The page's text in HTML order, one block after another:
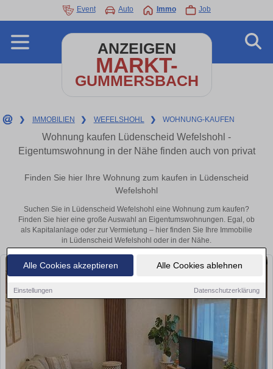
Alle Cookies akzeptieren Alle Cookies ablehnen
Einstellungen Datenschutzerklärung
Event Auto Immo Job
ANZEIGEN
MARKT-
GUMMERSBACH
❯ IMMOBILIEN ❯ WEFELSHOHL ❯ WOHNUNG-KAUFEN
Wohnung kaufen Lüdenscheid Wefelshohl -
Eigentumswohnung in der Nähe finden auch von privat
Finden Sie hier Ihre Wohnung zum kaufen in Lüdenscheid
Wefelshohl
Suchen Sie in Lüdenscheid Wefelshohl eine Wohnung zum kaufen?
Finden Sie hier eine große Auswahl an Eigentumswohnungen. Egal, ob
als Kapitalanlage oder zur Vermietung – hier finden Sie Ihre Immobilie
in Lüdenscheid Wefelshohl oder in der Nähe.